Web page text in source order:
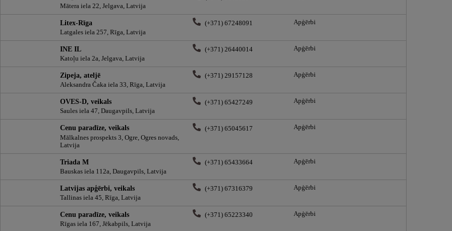
Mātera iela 22, Jelgava, Latvija
Litex-Rīga
Latgales iela 257, Rīga, Latvija
(+371) 67248091 Apģērbi
INE IL
Katoļu iela 2a, Jelgava, Latvija
(+371) 26440014 Apģērbi
Zipeja, ateljē
Aleksandra Čaka iela 33, Rīga, Latvija
(+371) 29157128 Apģērbi
OVES-D, veikals
Saules iela 47, Daugavpils, Latvija
(+371) 65427249 Apģērbi
Cenu paradīze, veikals
Mālkalnes prospekts 3, Ogre, Ogres novads,
Latvija
(+371) 65045617 Apģērbi
Triada M
Bauskas iela 112a, Daugavpils, Latvija
(+371) 65433664 Apģērbi
Latvijas apģērbi, veikals
Tallinas iela 45, Rīga, Latvija
(+371) 67316379 Apģērbi
Cenu paradīze, veikals
Rīgas iela 167, Jēkabpils, Latvija
(+371) 65223340 Apģērbi